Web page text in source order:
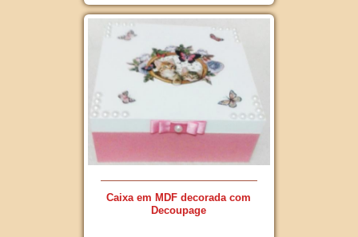
Caixa em MDF decorada com
Decoupage